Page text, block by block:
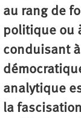
au rang de
politique ou
conduisant
analytique
la